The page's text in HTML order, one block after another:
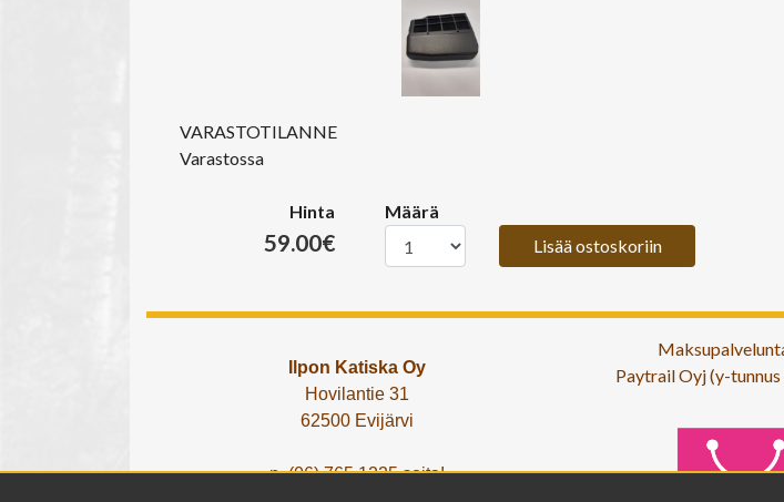
VARASTOTILANNE
Varastossa
Hinta
59.00€
Määrä
Lisää ostoskoriin
Ilpon Katiska Oy
Hovilantie 31
62500 Evijärvi
p. (06) 765 1225 soita!
Paytrail Oyj (y-